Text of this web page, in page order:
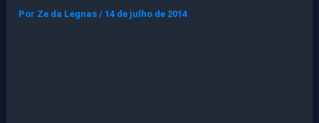
Por Ze da Legnas/ 14 de julho de 2014